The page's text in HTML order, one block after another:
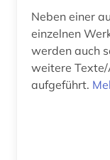
Neben einer
einzelnen
werden auch
weitere
aufgeführt.